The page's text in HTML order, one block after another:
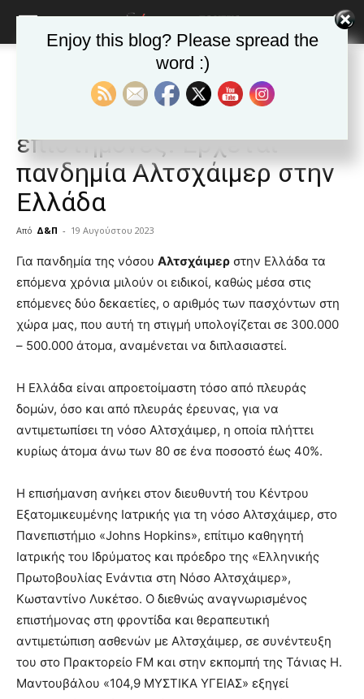
ΕΙΔΗΣΕΙΣ Ελλαδα
“Καμπανάκι” από
επιστήμονες: Έρχεται
πανδημία Αλτσχάιμερ στην
Ελλάδα
Από Δ&Π - 19 Αυγούστου 2023
blonde
lesbians
very
hot
cam
show.desi
lyons
teaches
you
the
pain.
pornhun
hd
porn
Για πανδημία της νόσου Αλτσχάιμερ στην Ελλάδα τα
επόμενα χρόνια μιλούν οι ειδικοί, καθώς μέσα στις
επόμενες δύο δεκαετίες, ο αριθμός των πασχόντων στη
χώρα μας, που αυτή τη στιγμή υπολογίζεται σε 300.000
– 500.000 άτομα, αναμένεται να διπλασιαστεί.
Η Ελλάδα είναι απροετοίμαστη τόσο από πλευράς
δομών, όσο και από πλευράς έρευνας, για να
αντιμετωπίσει τη νόσο Αλτσχάιμερ, η οποία πλήττει
κυρίως άτομα άνω των 80 σε ένα ποσοστό έως 40%.
Η επισήμανση ανήκει στον διευθυντή του Κέντρου
Εξατομικευμένης Ιατρικής για τη νόσο Αλτσχάιμερ, στο
Πανεπιστήμιο «Johns Hopkins», επίτιμο καθηγητή
Ιατρικής του Ιδρύματος και πρόεδρο της «Ελληνικής
Πρωτοβουλίας Ενάντια στη Νόσο Αλτσχάιμερ»,
Κωσταντίνο Λυκέτσο. Ο διεθνώς αναγνωρισμένος
επιστήμονας στη φροντίδα και θεραπευτική
αντιμετώπιση ασθενών με Αλτσχάιμερ, σε συνέντευξη
του στο Πρακτορείο FM και στην εκπομπή της Τάνιας Η.
Μαντουβάλου «104,9 ΜΥΣΤΙΚΑ ΥΓΕΙΑΣ» εξηγεί
Enjoy this blog? Please spread the
word :)